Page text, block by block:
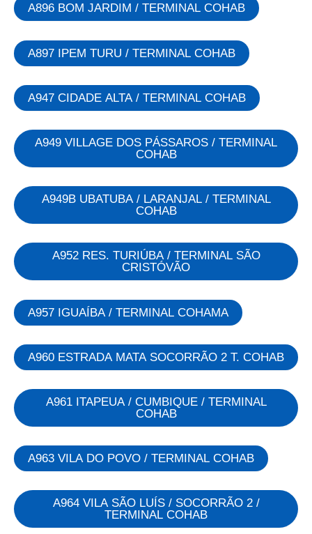
A896 BOM JARDIM / TERMINAL COHAB
A897 IPEM TURU / TERMINAL COHAB
A947 CIDADE ALTA / TERMINAL COHAB
A949 VILLAGE DOS PÁSSAROS / TERMINAL
COHAB
A949B UBATUBA / LARANJAL / TERMINAL
COHAB
A952 RES. TURIÚBA / TERMINAL SÃO
CRISTÓVÃO
A957 IGUAÍBA / TERMINAL COHAMA
A960 ESTRADA MATA SOCORRÃO 2 T. COHAB
A961 ITAPEUA / CUMBIQUE / TERMINAL
COHAB
A963 VILA DO POVO / TERMINAL COHAB
A964 VILA SÃO LUÍS / SOCORRÃO 2 /
TERMINAL COHAB